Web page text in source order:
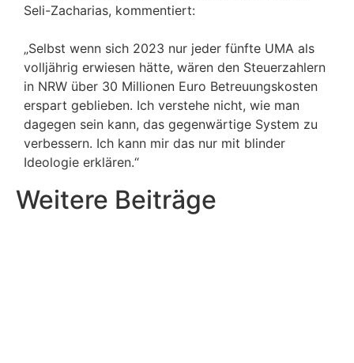
Seli-Zacharias, kommentiert:
„Selbst wenn sich 2023 nur jeder fünfte UMA als
volljährig erwiesen hätte, wären den Steuerzahlern
in NRW über 30 Millionen Euro Betreuungskosten
erspart geblieben. Ich verstehe nicht, wie man
dagegen sein kann, das gegenwärtige System zu
verbessern. Ich kann mir das nur mit blinder
Ideologie erklären.“
Weitere Beiträge